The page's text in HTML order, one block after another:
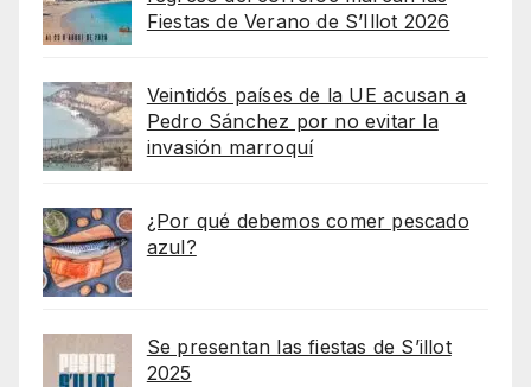
Fiestas de Verano de S’Illot 2026
Veintidós países de la UE acusan a
Pedro Sánchez por no evitar la
invasión marroquí
¿Por qué debemos comer pescado
azul?
Se presentan las fiestas de S’illot
2025